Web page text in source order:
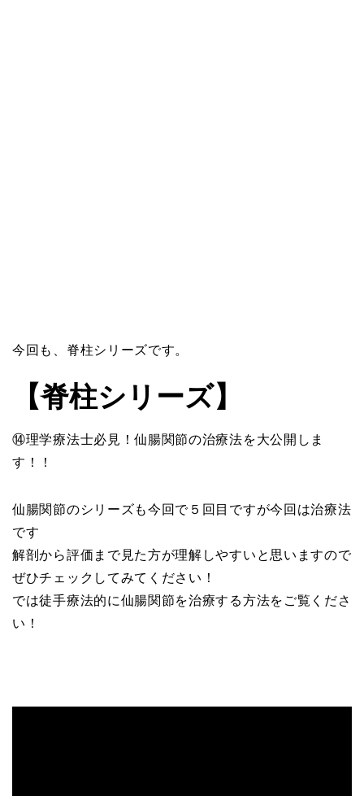
今回も、脊柱シリーズです。
【脊柱シリーズ】
⑭理学療法士必見！仙腸関節の治療法を大公開しま
す！！
仙腸関節のシリーズも今回で５回目ですが今回は治療法
です
解剖から評価まで見た方が理解しやすいと思いますので
ぜひチェックしてみてください！
では徒手療法的に仙腸関節を治療する方法をご覧くださ
い！